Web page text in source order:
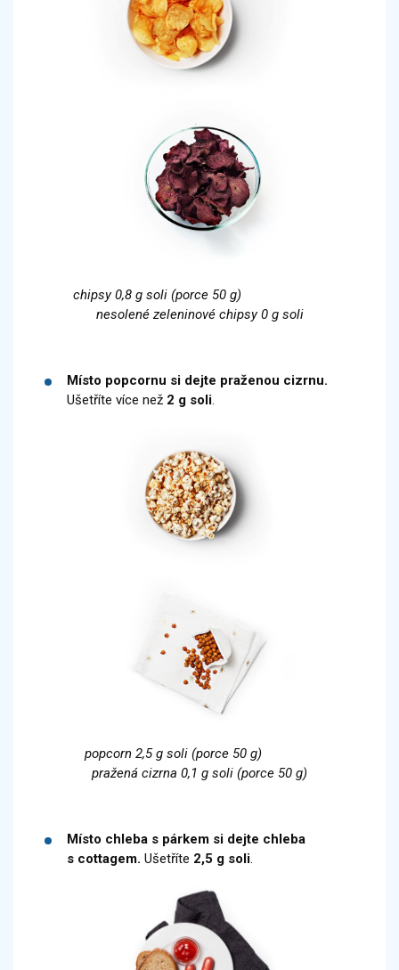
chipsy 0,8 g soli (porce 50 g)
nesolené zeleninové chipsy 0 g soli
Místo popcornu si dejte praženou cizrnu.
Ušetříte více než 2 g soli.
popcorn 2,5 g soli (porce 50 g)
pražená cizrna 0,1 g soli (porce 50 g)
Místo chleba s párkem si dejte chleba
s cottagem. Ušetříte 2,5 g soli.